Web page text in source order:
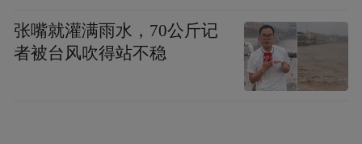
张嘴就灌满雨水，70公斤记
者被台风吹得站不稳